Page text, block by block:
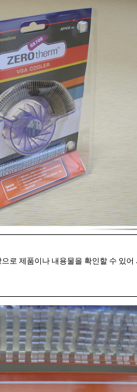
로 제품이나 내용물을 확인할 수 있어